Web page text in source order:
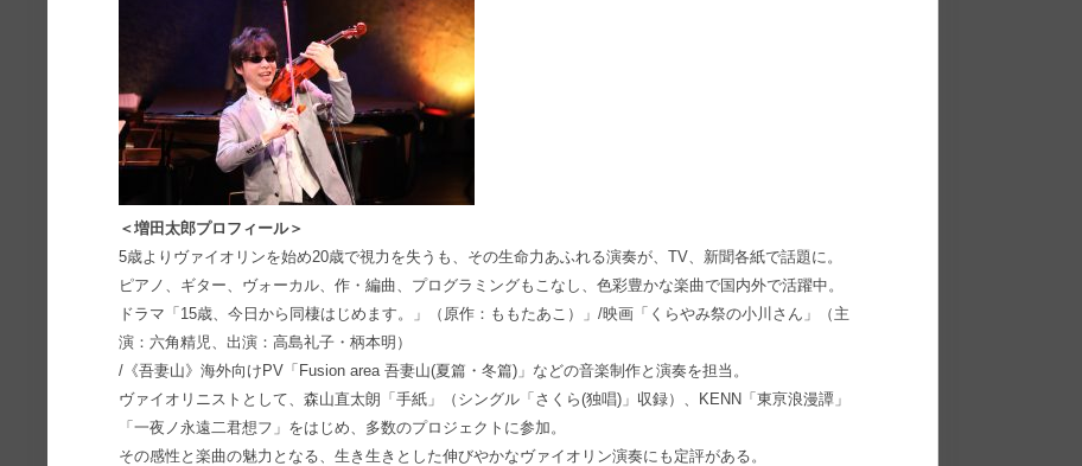
＜増田太郎プロフィール＞
5歳よりヴァイオリンを始め20歳で視力を失うも、その生命力あふれる演奏が、TV、新聞各紙で話題に。
ピアノ、ギター、ヴォーカル、作・編曲、プログラミングもこなし、色彩豊かな楽曲で国内外で活躍中。
ドラマ「15歳、今日から同棲はじめます。」（原作：ももたあこ）」/映画「くらやみ祭の小川さん」（主
演：六角精児、出演：高島礼子・柄本明）
/《吾妻山》海外向けPV「Fusion area 吾妻山(夏篇・冬篇)」などの音楽制作と演奏を担当。
ヴァイオリニストとして、森山直太朗「手紙」（シングル「さくら(独唱)」収録）、KENN「東亰浪漫譚」
「一夜ノ永遠二君想フ」をはじめ、多数のプロジェクトに参加。
その感性と楽曲の魅力となる、生き生きとした伸びやかなヴァイオリン演奏にも定評がある。